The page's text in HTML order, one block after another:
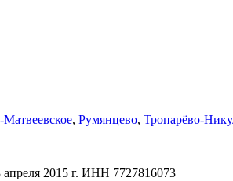
, Румянцево, Тропарёво-
2015 г. ИНН 7727816073